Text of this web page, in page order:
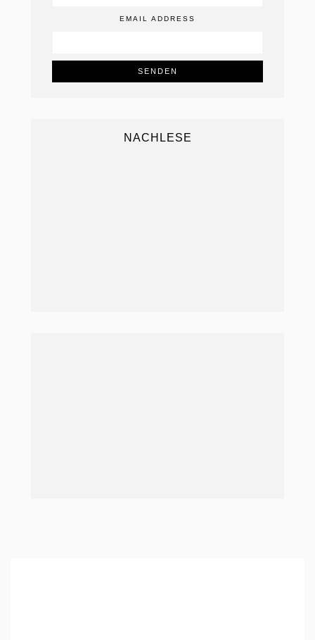
EMAIL ADDRESS
NACHLESE